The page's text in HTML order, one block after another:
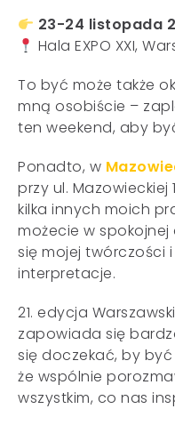
23-24 listopada
Hala EXPO XXI,
To być może także
mną osobiście –
ten weekend, aby
Ponadto, w
przy ul. Mazowieckiej
kilka innych moich
możecie w
się mojej twórczości
interpretacje.
21. edycja
zapowiada się
się doczekać, by
że wspólnie
wszystkim, co nas